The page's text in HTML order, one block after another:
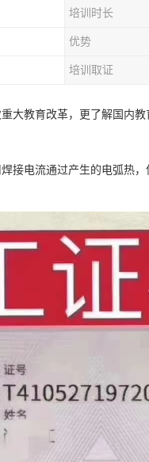
培训时长
优势
培训取证
大教育改革，更了解国内
接电流通过产生的电弧热